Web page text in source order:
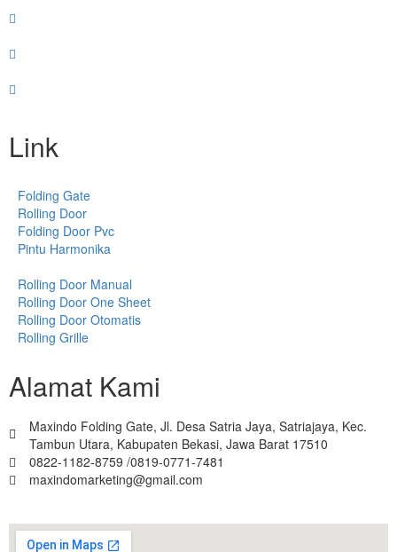
Link
Folding Gate
Rolling Door
Folding Door Pvc
Pintu Harmonika
Rolling Door Manual
Rolling Door One Sheet
Rolling Door Otomatis
Rolling Grille
Alamat Kami
Maxindo Folding Gate, Jl. Desa Satria Jaya, Satriajaya, Kec.
Tambun Utara, Kabupaten Bekasi, Jawa Barat 17510
0822-1182-8759 /0819-0771-7481
maxindomarketing@gmail.com